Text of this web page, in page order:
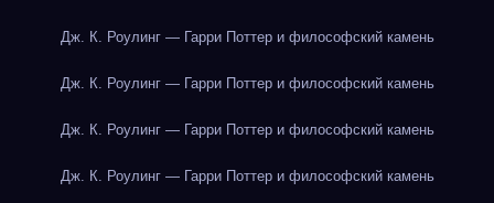
Дж. К. Роулинг — Гарри Поттер и философский камень
Дж. К. Роулинг — Гарри Поттер и философский камень
Дж. К. Роулинг — Гарри Поттер и философский камень
Дж. К. Роулинг — Гарри Поттер и философский камень